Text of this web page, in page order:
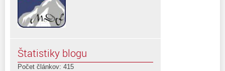
Štatistiky blogu
Počet článkov: 415